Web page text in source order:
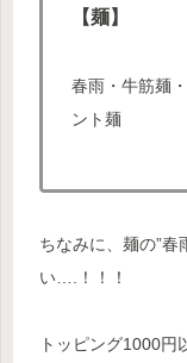
【麺】
春雨・牛筋麺
ント麺
ちなみに、麺の”春
い….！！！
トッピング1000円